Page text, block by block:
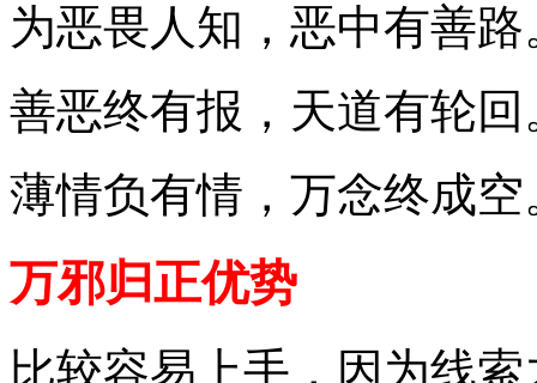
为恶畏人知，恶中有善路
善恶终有报，天道有轮回
薄情负有情，万念终成空
万邪归正优势
比较容易上手，因为线